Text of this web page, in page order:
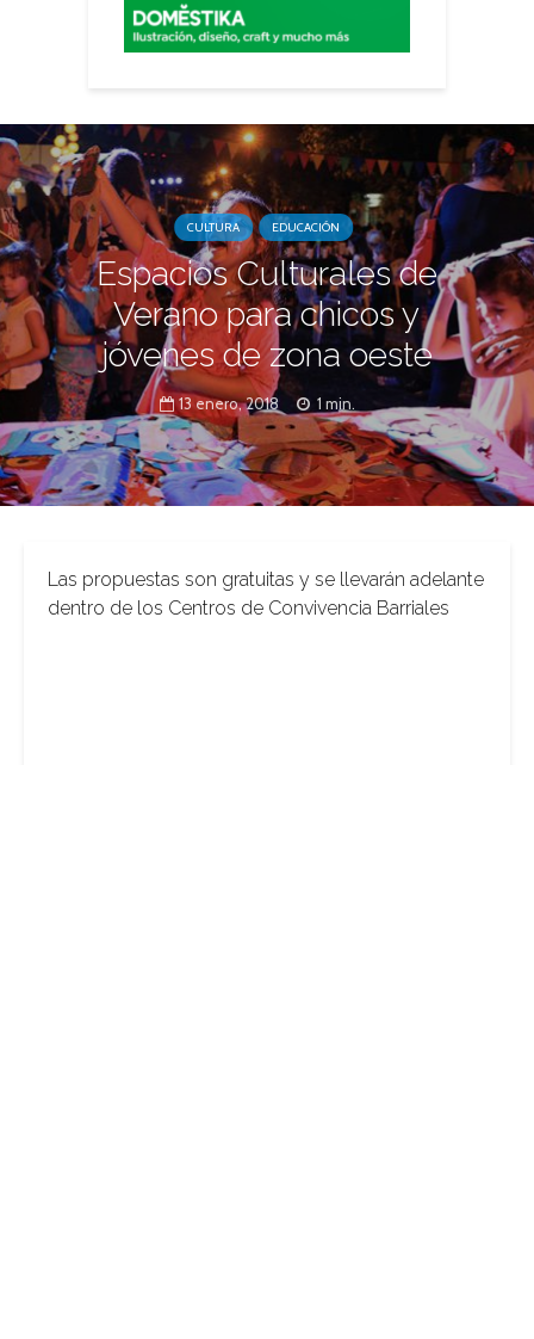
CULTURA EDUCACIÓN
Espacios Culturales de
Verano para chicos y
jóvenes de zona oeste
13 enero, 2018 1 min.
Las propuestas son gratuitas y se llevarán adelante
dentro de los Centros de Convivencia Barriales